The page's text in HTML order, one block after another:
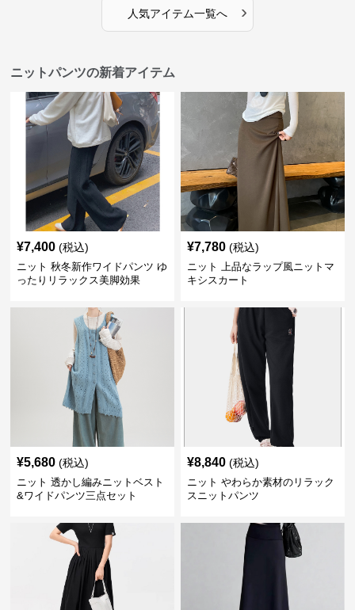
人気アイテム一覧へ ›
ニットパンツの新着アイテム
¥7,400 (税込)
ニット 秋冬新作ワイドパンツ ゆ
ったりリラックス美脚効果
¥7,780 (税込)
ニット 上品なラップ風ニットマ
キシスカート
¥5,680 (税込)
ニット 透かし編みニットベスト
&ワイドパンツ三点セット
¥8,840 (税込)
ニット やわらか素材のリラック
スニットパンツ